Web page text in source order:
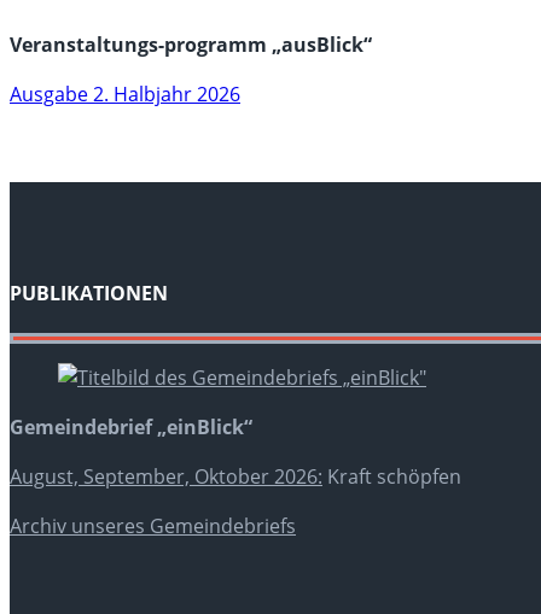
Veranstaltungs-programm „ausBlick“
Ausgabe 2. Halbjahr 2026
PUBLIKATIONEN
Gemeindebrief „einBlick“
August, September, Oktober 2026: Kraft schöpfen
Archiv unseres Gemeindebriefs